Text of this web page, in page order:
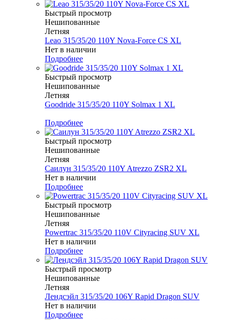
Быстрый просмотр
Нешипованные
Летняя
Leao 315/35/20 110Y Nova-Force CS XL
Нет в наличии
Подробнее
Быстрый просмотр
Нешипованные
Летняя
Goodride 315/35/20 110Y Solmax 1 XL
Подробнее
Быстрый просмотр
Нешипованные
Летняя
Саилун 315/35/20 110Y Atrezzo ZSR2 XL
Нет в наличии
Подробнее
Быстрый просмотр
Нешипованные
Летняя
Powertrac 315/35/20 110V Cityracing SUV XL
Нет в наличии
Подробнее
Быстрый просмотр
Нешипованные
Летняя
Лендсэйл 315/35/20 106Y Rapid Dragon SUV
Нет в наличии
Подробнее